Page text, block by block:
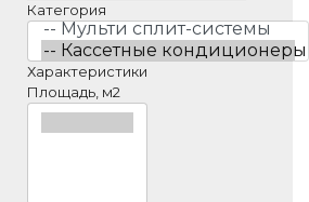
Категория
Характеристики
Площадь, м2